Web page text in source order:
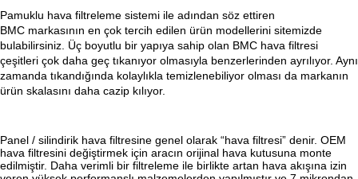
Pamuklu hava filtreleme sistemi ile adından söz ettiren
BMC markasının en çok tercih edilen ürün modellerini sitemizde
bulabilirsiniz. Üç boyutlu bir yapıya sahip olan BMC hava filtresi
çeşitleri çok daha geç tıkanıyor olmasıyla benzerlerinden ayrılıyor. Aynı
zamanda tıkandığında kolaylıkla temizlenebiliyor olması da markanın
ürün skalasını daha cazip kılıyor.
Panel / silindirik hava filtresine genel olarak “hava filtresi” denir. OEM
hava filtresini değiştirmek için aracın orijinal hava kutusuna monte
edilmiştir. Daha verimli bir filtreleme ile birlikte artan hava akışına izin